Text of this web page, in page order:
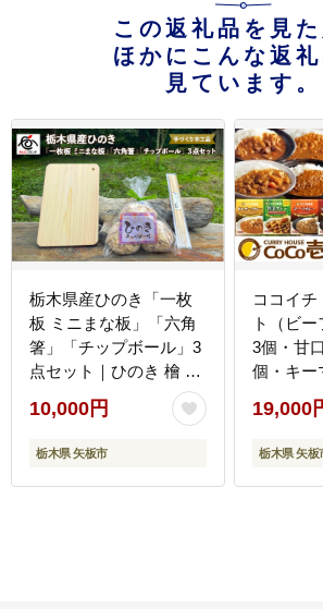
この返礼品を見た
ほかにこんな返礼
見ています。
栃木県産ひのき「一枚
板 ミニまな板」「六角
箸」「チップボール」3
点セット｜ひのき 檜 ヒ
ノキ 一枚板 キッチン用
品 台所用品 天然素材 天
然木 国産 木工品 まな板
リラックス
10,000円
栃木県 矢板市
ココイチ
ト（ビ
3個・甘
個・キー
ー
存 非常
宅用 キャンプ
19,000
栃木県 矢板